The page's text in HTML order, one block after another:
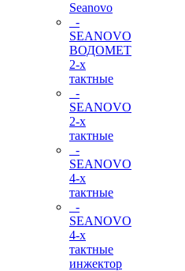
Seanovo
-
SEANOVO
ВОДОМЕТ
2-х
тактные
-
SEANOVO
2-х
тактные
-
SEANOVO
4-х
тактные
-
SEANOVO
4-х
тактные
инжектор